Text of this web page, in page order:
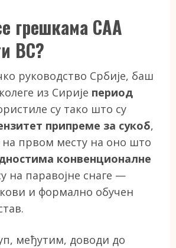
грешкама САА
ВС?
руководство Србије, баш
из Сирије период
су тако што су
припреме за сукоб,
на првом месту на оно што
конвенционалне
на паравојне снаге —
и формално обучен
међутим, доводи до